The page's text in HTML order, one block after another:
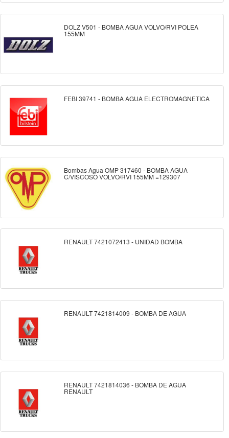
DOLZ V501 - BOMBA AGUA VOLVO/RVI POLEA
155MM
FEBI 39741 - BOMBA AGUA ELECTROMAGNETICA
Bombas Agua OMP 317460 - BOMBA AGUA
C/VISCOSO VOLVO/RVI 155MM =129307
RENAULT 7421072413 - UNIDAD BOMBA
RENAULT 7421814009 - BOMBA DE AGUA
RENAULT 7421814036 - BOMBA DE AGUA
RENAULT